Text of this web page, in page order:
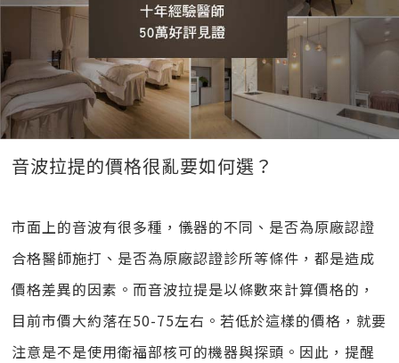
音波拉提的價格很亂要如何選？
市面上的音波有很多種，儀器的不同、是否為原廠認證
合格醫師施打、是否為原廠認證診所等條件，都是造成
價格差異的因素。而音波拉提是以條數來計算價格的，
目前市價大約落在50-75左右。若低於這樣的價格，就要
注意是不是使用衛福部核可的機器與探頭。因此，提醒